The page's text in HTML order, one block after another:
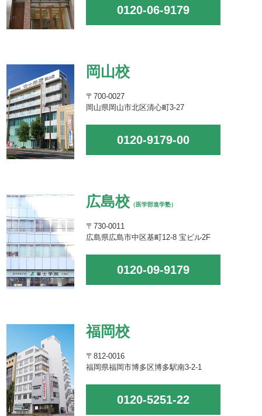
0120-06-9179
岡山校
〒700-0027
岡山県岡山市北区清心町3-27
0120-9179-00
広島校 （医学部進学塾）
〒730-0011
広島県広島市中区基町12-8 宝ビル2F
0120-09-9179
福岡校
〒812-0016
福岡県福岡市博多区博多駅南3-2-1
0120-5251-22